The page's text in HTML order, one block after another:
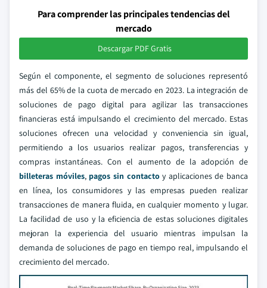
Para comprender las principales tendencias del
mercado
Descargar PDF Gratis
Según el componente, el segmento de soluciones representó
más del 65% de la cuota de mercado en 2023. La integración de
soluciones de pago digital para agilizar las transacciones
financieras está impulsando el crecimiento del mercado. Estas
soluciones ofrecen una velocidad y conveniencia sin igual,
permitiendo a los usuarios realizar pagos, transferencias y
compras instantáneas. Con el aumento de la adopción de
billeteras móviles, pagos sin contactoy aplicaciones de banca
en línea, los consumidores y las empresas pueden realizar
transacciones de manera fluida, en cualquier momento y lugar.
La facilidad de uso y la eficiencia de estas soluciones digitales
mejoran la experiencia del usuario mientras impulsan la
demanda de soluciones de pago en tiempo real, impulsando el
crecimiento del mercado.